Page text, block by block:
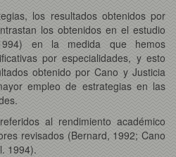
los resultados obtenidos por
los obtenidos en el estudio
en la medida que hemos
por especialidades, y esto
obtenido por Cano y Justicia
empleo de estrategias en las
al rendimiento académico
revisados (Bernard, 1992; Cano
1994).